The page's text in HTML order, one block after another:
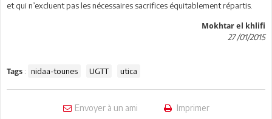
et qui n’excluent pas les nécessaires sacrifices équitablement répartis.
Mokhtar el khlifi
27 /01/2015
Tags : nidaa-tounes UGTT utica
Envoyer à un ami Imprimer